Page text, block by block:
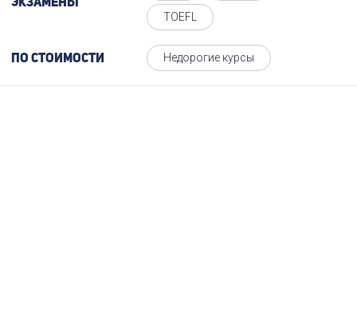
Экзамены
TOEFL
По стоимости Недорогие курсы